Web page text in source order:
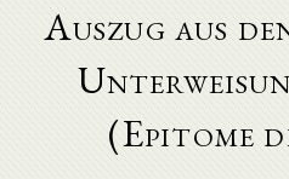
Auszug aus
(Epitome